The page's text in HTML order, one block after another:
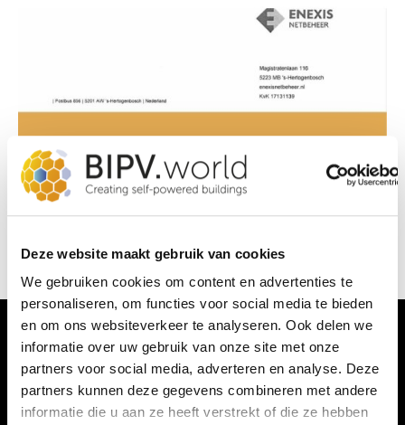
Deze website maakt gebruik van cookies
We gebruiken cookies om content en advertenties te
personaliseren, om functies voor social media te bieden
en om ons websiteverkeer te analyseren. Ook delen we
informatie over uw gebruik van onze site met onze
partners voor social media, adverteren en analyse. Deze
partners kunnen deze gegevens combineren met andere
informatie die u aan ze heeft verstrekt of die ze hebben